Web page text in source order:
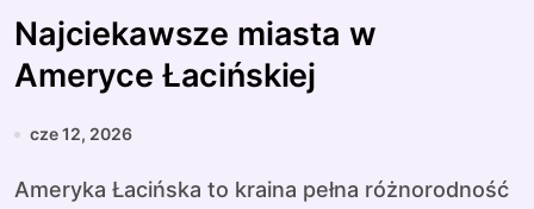
Najciekawsze miasta w
Ameryce Łacińskiej
cze 12, 2026
Ameryka Łacińska to kraina pełna różnorodność